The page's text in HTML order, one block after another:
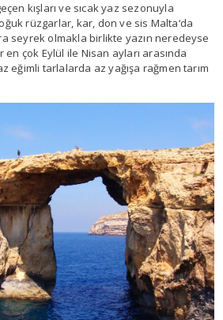
kışları ve sıcak yaz sezonuyla
rüzgarlar, kar, don ve sis Malta‘da
seyrek olmakla birlikte yazın neredeyse
çok Eylül ile Nisan ayları arasında
eğimli tarlalarda az yağışa rağmen tarım